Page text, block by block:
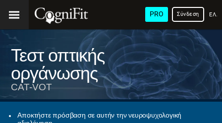
PRO Σύνδεση
Τεστ οπτικής
οργάνωσης
CAT-VOT
Αποκτήστε πρόσβαση σε αυτήν την νευροψυχολογική